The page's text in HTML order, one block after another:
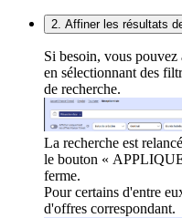
2. Affiner les résultats
Si besoin, vous pouvez
en sélectionnant des
de recherche.
La recherche est
le bouton «
ferme.
Pour certains d'entre
d'offres correspondant.